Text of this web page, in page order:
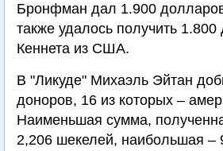
Бронфман дал 1.900
также удалось получить
Кеннета из США.
В "Ликуде" Михаэль Эйтан
доноров, 16 из которых –
Наименьшая сумма,
2,206 шекелей, наибольшая –